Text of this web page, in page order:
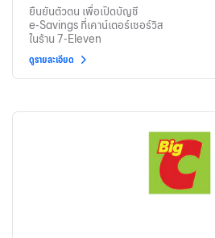
ยืนยันตัวตน เพื่อเปิดบัญชี
e-Savings ที่เคาน์เตอร์เซอร์วิส
ในร้าน 7-Eleven
ดูรายละเอียด